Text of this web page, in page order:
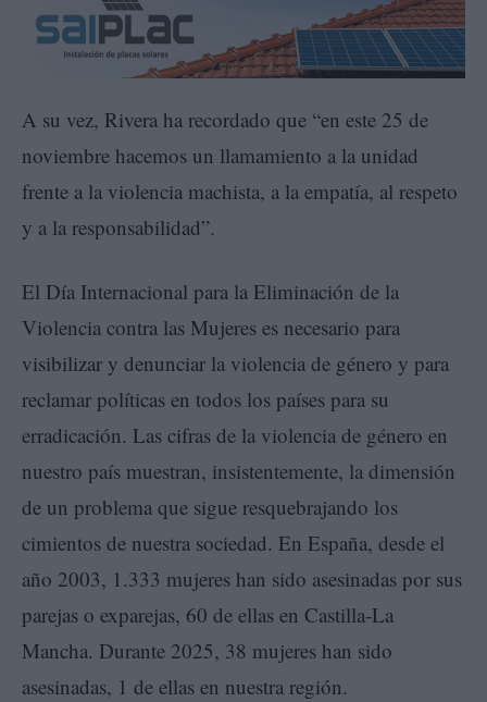
A su vez, Rivera ha recordado que “en este 25 de
noviembre hacemos un llamamiento a la unidad
frente a la violencia machista, a la empatía, al respeto
y a la responsabilidad”.
El Día Internacional para la Eliminación de la
Violencia contra las Mujeres es necesario para
visibilizar y denunciar la violencia de género y para
reclamar políticas en todos los países para su
erradicación. Las cifras de la violencia de género en
nuestro país muestran, insistentemente, la dimensión
de un problema que sigue resquebrajando los
cimientos de nuestra sociedad. En España, desde el
año 2003, 1.333 mujeres han sido asesinadas por sus
parejas o exparejas, 60 de ellas en Castilla-La
Mancha. Durante 2025, 38 mujeres han sido
asesinadas, 1 de ellas en nuestra región.